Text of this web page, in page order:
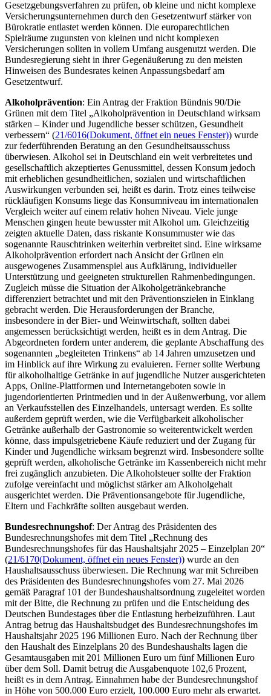
Gesetzgebungsverfahren zu prüfen, ob kleine und nicht komplexe
Versicherungsunternehmen durch den Gesetzentwurf stärker von
Bürokratie entlastet werden können. Die europarechtlichen
Spielräume zugunsten von kleinen und nicht komplexen
Versicherungen sollten in vollem Umfang ausgenutzt werden. Die
Bundesregierung sieht in ihrer Gegenäußerung zu den meisten
Hinweisen des Bundesrates keinen Anpassungsbedarf am
Gesetzentwurf.
Alkoholprävention: Ein Antrag der Fraktion Bündnis 90/Die
Grünen mit dem Titel „Alkoholprävention in Deutschland wirksam
stärken – Kinder und Jugendliche besser schützen, Gesundheit
verbessern“ (21/6016(Dokument, öffnet ein neues Fenster)) wurde
zur federführenden Beratung an den Gesundheitsausschuss
überwiesen. Alkohol sei in Deutschland ein weit verbreitetes und
gesellschaftlich akzeptiertes Genussmittel, dessen Konsum jedoch
mit erheblichen gesundheitlichen, sozialen und wirtschaftlichen
Auswirkungen verbunden sei, heißt es darin. Trotz eines teilweise
rückläufigen Konsums liege das Konsumniveau im internationalen
Vergleich weiter auf einem relativ hohen Niveau. Viele junge
Menschen gingen heute bewusster mit Alkohol um. Gleichzeitig
zeigten aktuelle Daten, dass riskante Konsummuster wie das
sogenannte Rauschtrinken weiterhin verbreitet sind. Eine wirksame
Alkoholprävention erfordert nach Ansicht der Grünen ein
ausgewogenes Zusammenspiel aus Aufklärung, individueller
Unterstützung und geeigneten strukturellen Rahmenbedingungen.
Zugleich müsse die Situation der Alkoholgetränkebranche
differenziert betrachtet und mit den Präventionszielen in Einklang
gebracht werden. Die Herausforderungen der Branche,
insbesondere in der Bier- und Weinwirtschaft, sollten dabei
angemessen berücksichtigt werden, heißt es in dem Antrag. Die
Abgeordneten fordern unter anderem, die geplante Abschaffung des
sogenannten „begleiteten Trinkens“ ab 14 Jahren umzusetzen und
im Hinblick auf ihre Wirkung zu evaluieren. Ferner sollte Werbung
für alkoholhaltige Getränke in auf jugendliche Nutzer ausgerichteten
Apps, Online-Plattformen und Internetangeboten sowie in
jugendorientierten Printmedien und in der Außenwerbung, vor allem
an Verkaufsstellen des Einzelhandels, untersagt werden. Es sollte
außerdem geprüft werden, wie die Verfügbarkeit alkoholischer
Getränke außerhalb der Gastronomie so weiterentwickelt werden
könne, dass impulsgetriebene Käufe reduziert und der Zugang für
Kinder und Jugendliche wirksam begrenzt wird. Insbesondere sollte
geprüft werden, alkoholische Getränke im Kassenbereich nicht mehr
frei zugänglich anzubieten. Die Alkoholsteuer sollte der Fraktion
zufolge vereinfacht und möglichst stärker am Alkoholgehalt
ausgerichtet werden. Die Präventionsangebote für Jugendliche,
Eltern und Fachkräfte sollten ausgebaut werden.
Bundesrechnungshof: Der Antrag des Präsidenten des
Bundesrechnungshofes mit dem Titel „Rechnung des
Bundesrechnungshofes für das Haushaltsjahr 2025 – Einzelplan 20“
(21/6170(Dokument, öffnet ein neues Fenster)) wurde an den
Haushaltsausschuss überwiesen. Die Rechnung war mit Schreiben
des Präsidenten des Bundesrechnungshofes vom 27. Mai 2026
gemäß Paragraf 101 der Bundeshaushaltsordnung zugeleitet worden
mit der Bitte, die Rechnung zu prüfen und die Entscheidung des
Deutschen Bundestages über die Entlastung herbeizuführen. Laut
Antrag betrug das Haushaltsbudget des Bundesrechnungshofes im
Haushaltsjahr 2025 196 Millionen Euro. Nach der Rechnung über
den Haushalt des Einzelplans 20 des Bundeshaushalts lagen die
Gesamtausgaben mit 201 Millionen Euro um fünf Millionen Euro
über dem Soll. Damit betrug die Ausgabenquote 102,6 Prozent,
heißt es in dem Antrag. Einnahmen habe der Bundesrechnungshof
in Höhe von 500.000 Euro erzielt, 100.000 Euro mehr als erwartet.